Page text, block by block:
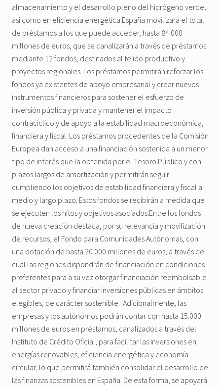
almacenamiento y el desarrollo pleno del hidrógeno verde,
así como en eficiencia energética.España movilizará el total
de préstamos a los que puede acceder, hasta 84.000
millones de euros, que se canalizarán a través de préstamos
mediante 12 fondos, destinados al tejido productivo y
proyectos regionales. Los préstamos permitirán reforzar los
fondos ya existentes de apoyo empresarial y crear nuevos
instrumentos financieros para sostener el esfuerzo de
inversión pública y privada y mantener el impacto
contracíclico y de apoyo a la estabilidad macroeconómica,
financiera y fiscal. Los préstamos procedentes de la Comisión
Europea dan acceso a una financiación sostenida a un menor
tipo de interés que la obtenida por el Tesoro Público y con
plazos largos de amortización y permitirán seguir
cumpliendo los objetivos de estabilidad financiera y fiscal a
medio y largo plazo. Estos fondos se recibirán a medida que
se ejecuten los hitos y objetivos asociados.Entre los fondos
de nueva creación destaca, por su relevancia y movilización
de recursos, el Fondo para Comunidades Autónomas, con
una dotación de hasta 20.000 millones de euros, a través del
cual las regiones dispondrán de financiación en condiciones
preferentes para a su vez otorgar financiación reembolsable
al sector privado y financiar inversiones públicas en ámbitos
elegibles, de carácter sostenible. Adicionalmente, las
empresas y los autónomos podrán contar con hasta 15.000
millones de euros en préstamos, canalizados a través del
Instituto de Crédito Oficial, para facilitar las inversiones en
energías renovables, eficiencia energética y economía
circular, lo que permitirá también consolidar el desarrollo de
las finanzas sostenibles en España. De esta forma, se apoyará